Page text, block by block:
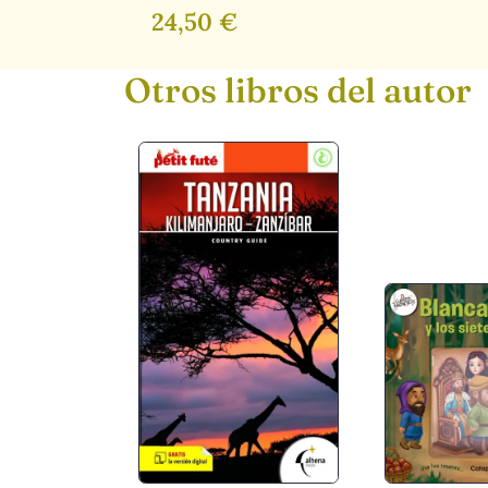
24,50 €
Otros libros del autor